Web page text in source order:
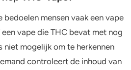
bedoelen mensen vaak een vape
vape die THC bevat met nog
niet mogelijk om te herkennen
controleert de inhoud van